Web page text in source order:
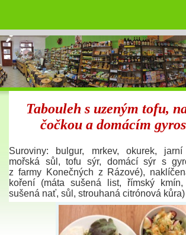
Tabouleh s uzeným tofu,
čočkou a domácím
Suroviny: bulgur, mrkev, okurek,
mořská sůl, tofu sýr, domácí sýr s
z farmy Konečných z Rázové),
koření (máta sušená list, římský kmín,
sušená nať, sůl, strouhaná citrónová kůra)